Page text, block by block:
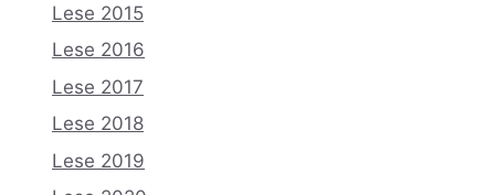
Lese 2015
Lese 2016
Lese 2017
Lese 2018
Lese 2019